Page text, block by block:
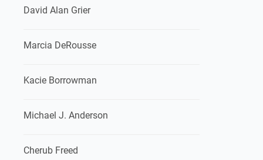
David Alan Grier
Marcia DeRousse
Kacie Borrowman
Michael J. Anderson
Cherub Freed